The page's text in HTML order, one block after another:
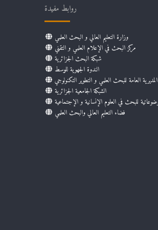
روابط مفيدة
وزارة التعليم العالي و البحث العلمي
مركز البحث في الإعلام العلمي و التقني
شبكة البحث الجزائرية
الندوة الجهوية للوسط
المديرية العامة للبحث العلمي و التطوير التكنولوجي
الشبكة الجامعية الجزائرية
للبحث في العلوم الإنسانية و الإجتماعية
فضاء التعليم العالي والبحث العلمي